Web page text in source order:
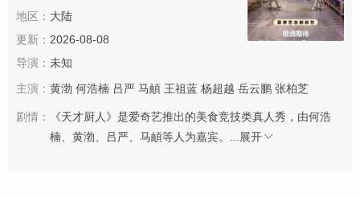
地区： 大陆
更新： 2026-08-08
导演： 未知
主演： 黄渤 何浩楠 吕严 马頔 王祖蓝 杨超越 岳云鹏 张柏芝
剧情：
《天才厨人》是爱奇艺推出的美食竞技类真人秀，由何浩
楠、黄渤、吕严、马頔等人为嘉宾。...
展开